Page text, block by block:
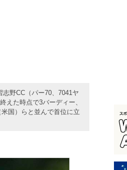
野CC（パー70、7041ヤ
えた時点で3バーディー、
国）らと並んで首位に立